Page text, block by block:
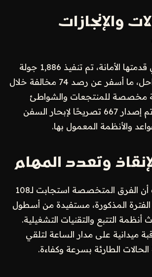
والإنجازات
وفقًا للبيانات التي قدمتها الأمانة، تم تنفيذ 1,886 جولة
رقابية على السواحل، ما أسفر عن رصد 74 مخالفة خلال
مخصصة للمنتجعات والشواطئ
الاستثمارية. كما تم إصدار 667 تصريحًا لإبحار السفن
والأنظمة المعمول بها.
وتعدد المهام
تظهر الإحصائيات أن الفرق المتخصصة استجابت لـ108
الفترة المذكورة، مستفيدة من أسطول
التتبع والتقنيات التشغيلية.
ميدانية على مدار الساعة لتلقي
الحالات الطارئة بسرعة وكفاءة.